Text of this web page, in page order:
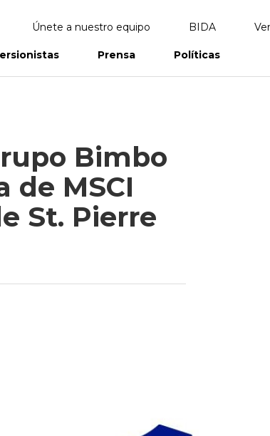
Únete a nuestro equipo BIDA
Prensa Políticas
Bimbo
de MSCI
St. Pierre